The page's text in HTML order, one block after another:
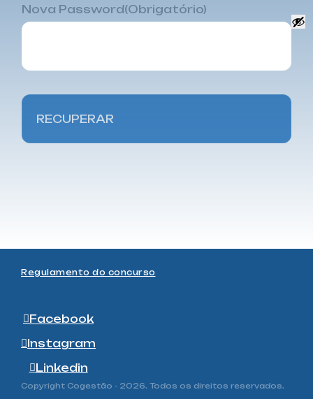
Nova Password(Obrigatório)
Regulamento do concurso
Facebook
Instagram
Linkedin
Copyright Cogestão - 2026. Todos os direitos reservados.